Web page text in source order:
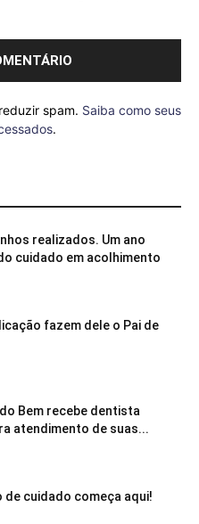
spam. Saiba como seus
.
realizados. Um ano
cuidado em acolhimento
fazem dele o Pai de
Bem recebe dentista
atendimento de suas...
de cuidado começa aqui!